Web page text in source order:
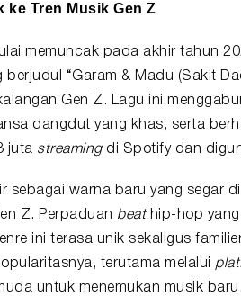
ke Tren Musik Gen Z
memuncak pada akhir tahun
berjudul “Garam & Madu (Sakit
Gen Z. Lagu ini
dangdut yang khas, serta
juta streamingdi Spotify dan
sebagai warna baru yang segar
Z. Perpaduan beathip-hop yang
ini terasa unik sekaligus
terutama melalui
untuk menemukan musik baru.